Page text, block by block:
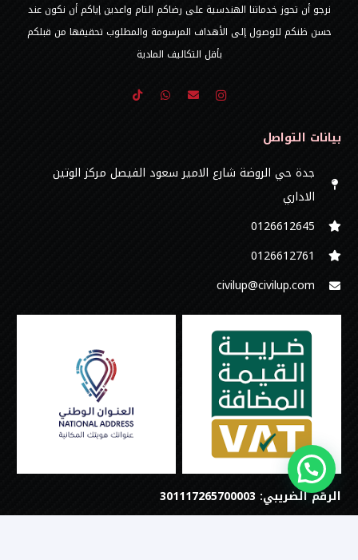
نرجو أن تحوز خدماتنا الهندسية على رضاكم التام واعدين إياكم أن نكون عند
حسن ظنكم للوصول إلى الأهداف المرسومة والمطلوب تحقيقها من قبلكم
بأقل التكاليف المادية
بيانات التواصل
جدة حي الروضة شارع الامير سعود الفيصل مركز الوتين
الاداري
0126612645‬
‭0126612761
civilup@civilup.com
الرقم الضريبي: 301117265700003